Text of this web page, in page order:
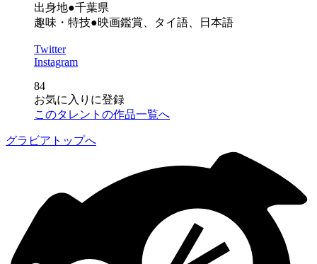
出身地●千葉県
趣味・特技●映画鑑賞、タイ語、日本語
Twitter
Instagram
84
お気に入りに登録
このタレントの作品一覧へ
グラビアトップへ